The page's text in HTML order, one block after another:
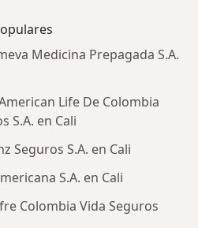
Medicina Prepagada S.A.
Life De Colombia
S.A. en Cali
Seguros S.A. en Cali
S.A. en Cali
Colombia Vida Seguros